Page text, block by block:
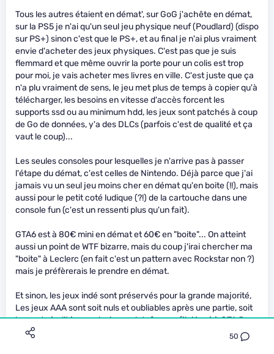
50
Tous les autres étaient en démat', sur GoG j'achête en démat,
sur la PS5 je n'ai qu'un seul jeu physique neuf (Poudlard) (dispo
sur PS+) sinon c'est que le PS+, et au final je n'ai plus vraiment
envie d'acheter des jeux physiques. C'est pas que je suis
flemmard et que même ouvrir la porte pour un colis est trop
pour moi, je vais acheter mes livres en ville. C'est juste que ça
n'a plu vraiment de sens, le jeu met plus de temps à copier qu'à
télécharger, les besoins en vitesse d'accès forcent les
supports ssd ou au minimum hdd, les jeux sont patchés à coup
de Go de données, y'a des DLCs (parfois c'est de qualité et ça
vaut le coup)...
Les seules consoles pour lesquelles je n'arrive pas à passer
l'étape du démat, c'est celles de Nintendo. Déjà parce que j'ai
jamais vu un seul jeu moins cher en démat qu'en boite (!!), mais
aussi pour le petit coté ludique (?!) de la cartouche dans une
console fun (c'est un ressenti plus qu'un fait).
GTA6 est à 80€ mini en démat et 60€ en "boite"... On atteint
aussi un point de WTF bizarre, mais du coup j'irai chercher ma
"boite" à Leclerc (en fait c'est un pattern avec Rockstar non ?)
mais je préfèrerais le prendre en démat.
Et sinon, les jeux indé sont préservés pour la grande majorité,
Les jeux AAA sont soit nuls et oubliables après une partie, soit
bons et réedités sur plusieurs plateformes (j'ai joué à GTA 5
avec Steam, je l'ai eu ensuite sur GoG gratuit, et aussi sur Epic
Games, et y'a pas longtemps j'y ai joué sur PS+). Et des jeux